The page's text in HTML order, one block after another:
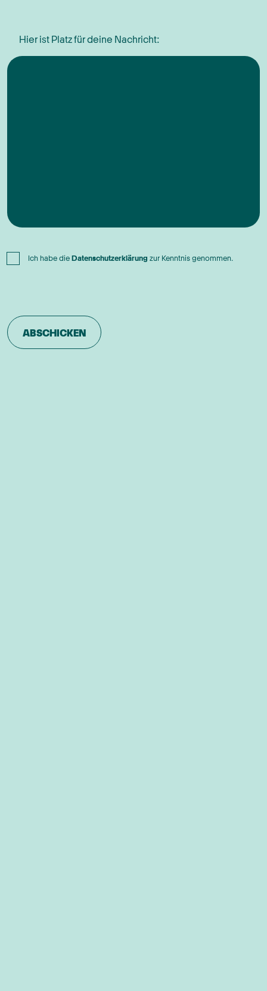
Hier ist Platz für deine Nachricht:
Nachricht
Datenschutz
Ich habe dieDatenschutzerklärung zur Kenntnis genommen.